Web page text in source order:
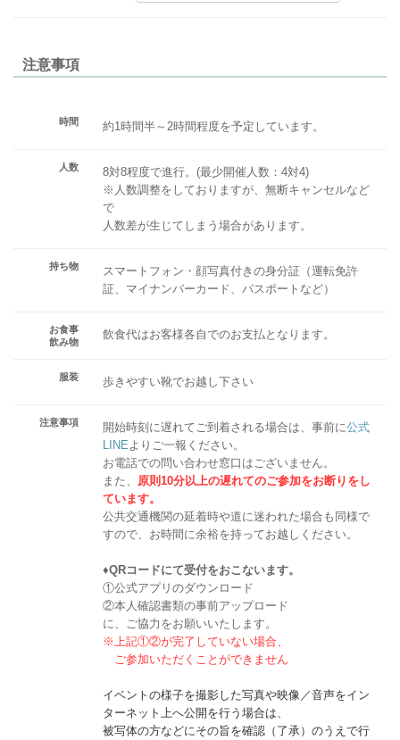
注意事項
時間 約1時間半～2時間程度を予定しています。
人数
8対8程度で進行。(最少開催人数：4対4)
※人数調整をしておりますが、無断キャンセルなど
で
人数差が生じてしまう場合があります。
持ち物
スマートフォン・顔写真付きの身分証（運転免許
証、マイナンバーカード、パスポートなど）
お食事
飲み物
飲食代はお客様各自でのお支払となります。
服装 歩きやすい靴でお越し下さい
注意事項 開始時刻に遅れてご到着される場合は、事前に公式
LINE よりご一報ください。
お電話での問い合わせ窓口はございません。
また、 原則10分以上の遅れてのご参加をお断りをし
ています。
公共交通機関の延着時や道に迷われた場合も同様で
すので、お時間に余裕を持ってお越しください。
♦QRコードにて受付をおこないます。
①公式アプリのダウンロード
②本人確認書類の事前アップロード
に、ご協力をお願いいたします。
※上記①②が完了していない場合、
ご参加いただくことができません
イベントの様子を撮影した写真や映像／音声をイン
ターネット上へ公開を行う場合は、
被写体の方などにその旨を確認（了承）のうえで行